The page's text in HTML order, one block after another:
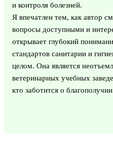
и контроля болезней.
Я впечатлен тем, как автор
вопросы доступными и
открывает глубокий
стандартов санитарии и
целом. Она является
ветеринарных учебных
кто заботится о